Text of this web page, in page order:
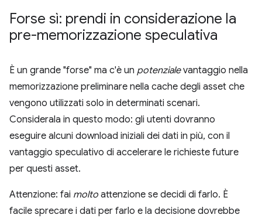
Forse sì: prendi in considerazione la
pre-memorizzazione speculativa
È un grande "forse" ma c'è un potenzialevantaggio nella
memorizzazione preliminare nella cache degli asset che
vengono utilizzati solo in determinati scenari.
Considerala in questo modo: gli utenti dovranno
eseguire alcuni download iniziali dei dati in più, con il
vantaggio speculativo di accelerare le richieste future
per questi asset.
Attenzione: fai molto attenzione se decidi di farlo. È
facile sprecare i dati per farlo e la decisione dovrebbe